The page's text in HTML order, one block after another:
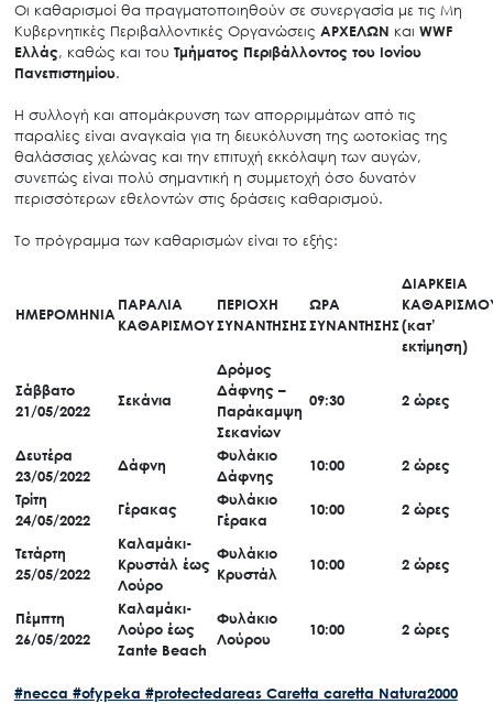
Οι καθαρισμοί θα πραγματοποιηθούν σε συνεργασία με τις Μη
Κυβερνητικές Περιβαλλοντικές Οργανώσεις ΑΡΧΕΛΩΝ και WWF
Ελλάς, καθώς και του Τμήματος Περιβάλλοντος του Ιονίου
Πανεπιστημίου.
Η συλλογή και απομάκρυνση των απορριμμάτων από τις
παραλίες είναι αναγκαία για τη διευκόλυνση της ωοτοκίας της
θαλάσσιας χελώνας και την επιτυχή εκκόλαψη των αυγών,
συνεπώς είναι πολύ σημαντική η συμμετοχή όσο δυνατόν
περισσότερων εθελοντών στις δράσεις καθαρισμού.
Το πρόγραμμα των καθαρισμών είναι το εξής:
ΗΜΕΡΟΜΗΝΙΑ
ΠΑΡΑΛΙΑ
ΚΑΘΑΡΙΣΜΟΥ
ΠΕΡΙΟΧΗ
ΣΥΝΑΝΤΗΣΗΣ
ΩΡΑ
ΣΥΝΑΝΤΗΣΗΣ
ΔΙΑΡΚΕΙΑ
(κατ’
εκτίμηση)
Σάββατο
21/05/2022
Σεκάνια
Δρόμος
Δάφνης –
Παράκαμψη
Σεκανίων
09:30 2 ώρες
Δευτέρα
23/05/2022
Δάφνη
Φυλάκιο
Δάφνης
10:00
2 ώρες
Τρίτη
24/05/2022
Γέρακας
Φυλάκιο
Γέρακα
10:00 2 ώρες
Τετάρτη
25/05/2022
Καλαμάκι-
Κρυστάλ έως
Λούρο
Φυλάκιο
Κρυστάλ
10:00 2 ώρες
Πέμπτη
26/05/2022
Καλαμάκι-
Λούρο έως
Zante Βeach
Φυλάκιο
Λούρου
10:00 2 ώρες
#necca #ofypeka #protectedareas Caretta caretta Natura2000